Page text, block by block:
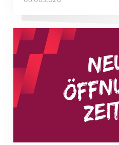
Neue Empfangszeiten ab